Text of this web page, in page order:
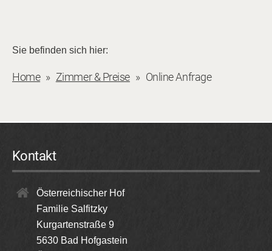
Sie befinden sich hier:
Home Zimmer & Preise Online Anfrage
Kontakt
Österreichischer Hof
Familie Salfitzky
Kurgartenstraße 9
5630 Bad Hofgastein